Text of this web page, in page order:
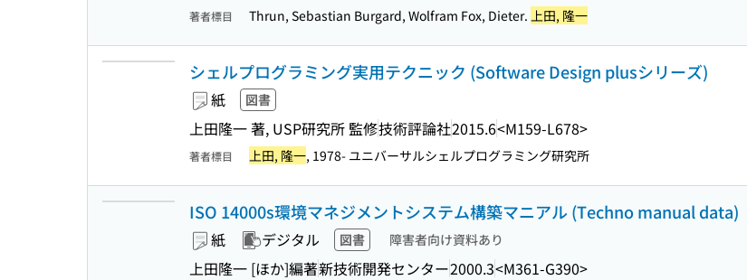
著者標目 Thrun, Sebastian Burgard, Wolfram Fox, Dieter. 上田, 隆一
シェルプログラミング実用テクニック (Software Design plusシリーズ)
紙 図書
上田隆一 著, USP研究所 監修技術評論社2015.6<M159-L678>
著者標目 上田, 隆一, 1978- ユニバーサルシェルプログラミング研究所
ISO 14000s環境マネジメントシステム構築マニアル (Techno manual data)
紙 デジタル 図書 障害者向け資料あり
上田隆一 [ほか]編著新技術開発センター2000.3<M361-G390>